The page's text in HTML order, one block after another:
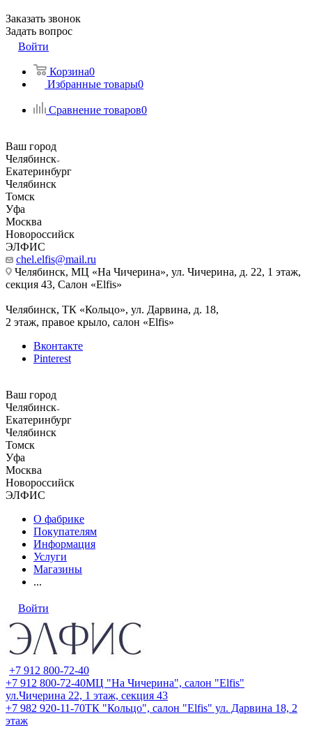
Заказать звонок
Задать вопрос
Войти
Корзина0
Избранные товары0
Сравнение товаров0
Ваш город
Челябинск
Екатеринбург
Челябинск
Томск
Уфа
Москва
Новороссийск
ЭЛФИС
chel.elfis@mail.ru
Челябинск, МЦ «На Чичерина», ул. Чичерина, д. 22, 1 этаж,
секция 43, Салон «Elfis»
Челябинск, ТК «Кольцо», ул. Дарвина, д. 18,
2 этаж, правое крыло, салон «Elfis»
Вконтакте
Pinterest
Ваш город
Челябинск
Екатеринбург
Челябинск
Томск
Уфа
Москва
Новороссийск
ЭЛФИС
О фабрике
Покупателям
Информация
Услуги
Магазины
...
Войти
+7 912 800-72-40
+7 912 800-72-40МЦ "На Чичерина", салон "Elfis"
ул.Чичерина 22, 1 этаж, секция 43
+7 982 920-11-70ТК "Кольцо", салон "Elfis" ул. Дарвина 18, 2
этаж